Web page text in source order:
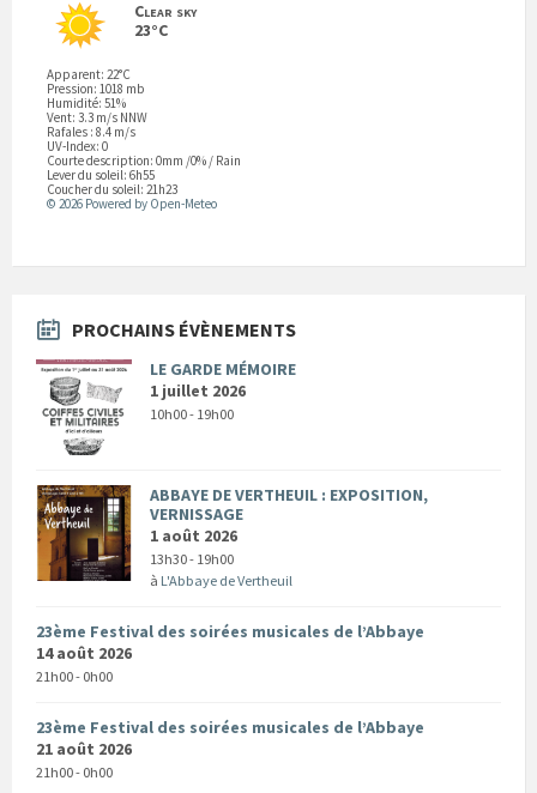
Clear sky
23°C
Apparent: 22°C
Pression: 1018 mb
Humidité: 51%
Vent: 3.3 m/s NNW
Rafales : 8.4 m/s
UV-Index: 0
Courte description: 0mm /0% / Rain
Lever du soleil: 6h55
Coucher du soleil: 21h23
© 2026 Powered by Open-Meteo
PROCHAINS ÉVÈNEMENTS
LE GARDE MÉMOIRE
1 juillet 2026
10h00 - 19h00
ABBAYE DE VERTHEUIL : EXPOSITION,
VERNISSAGE
1 août 2026
13h30 - 19h00
à L'Abbaye de Vertheuil
23ème Festival des soirées musicales de l’Abbaye
14 août 2026
21h00 - 0h00
23ème Festival des soirées musicales de l’Abbaye
21 août 2026
21h00 - 0h00